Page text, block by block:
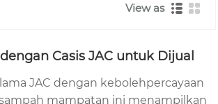
View as
Casis JAC untuk Dijual
JAC dengan kebolehpercayaan
mampatan ini menampilkan